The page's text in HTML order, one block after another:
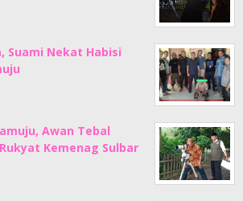
Suami Nekat Habisi
Awan Tebal
Kemenag Sulbar